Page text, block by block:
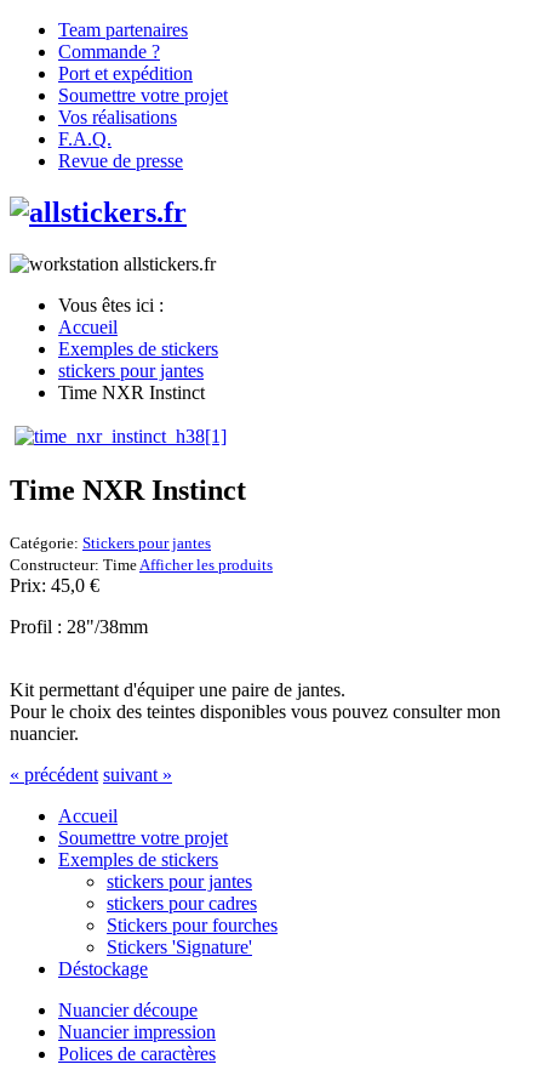
Team partenaires
Commande ?
Port et expédition
Soumettre votre projet
Vos réalisations
F.A.Q.
Revue de presse
Vous êtes ici :
Accueil
Exemples de stickers
stickers pour jantes
Time NXR Instinct
Time NXR Instinct
Catégorie: Stickers pour jantes
Constructeur: Time Afficher les produits
Prix: 45,0 €
Profil : 28"/38mm
Kit permettant d'équiper une paire de jantes.
Pour le choix des teintes disponibles vous pouvez consulter mon
nuancier.
« précédent suivant »
Accueil
Soumettre votre projet
Exemples de stickers
stickers pour jantes
stickers pour cadres
Stickers pour fourches
Stickers 'Signature'
Déstockage
Nuancier découpe
Nuancier impression
Polices de caractères